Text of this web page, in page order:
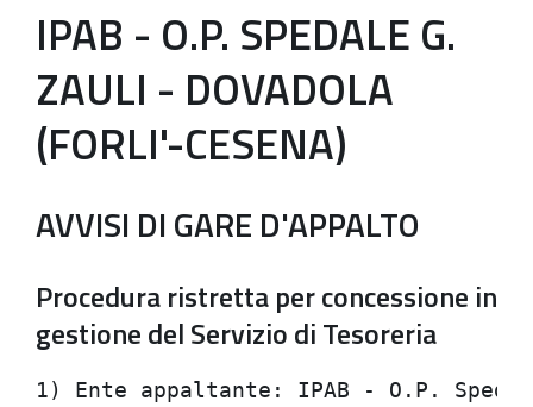
IPAB - O.P. SPEDALE G.
ZAULI - DOVADOLA
(FORLI'-CESENA)
AVVISI DI GARE D'APPALTO
Procedura ristretta per concessione in
gestione del Servizio di Tesoreria
1) Ente appaltante: IPAB -